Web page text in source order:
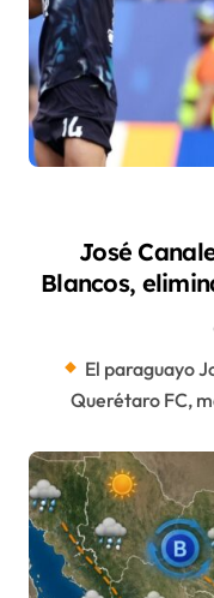
José
Blancos,
El paraguayo
Querétaro FC,